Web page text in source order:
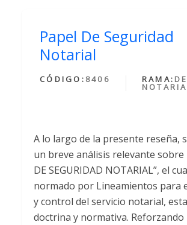
Papel De Seguridad
Notarial
CÓDIGO: 8406 RAMA:
A lo largo de la presente reseña,
un breve análisis relevante sobre
DE SEGURIDAD NOTARIAL”, el
normado por Lineamientos para
y control del servicio notarial,
doctrina y normativa. Reforzando